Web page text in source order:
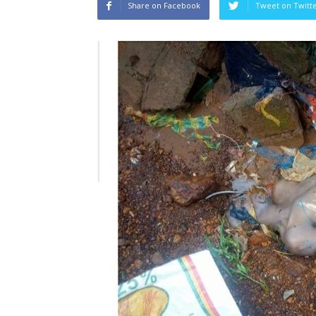
Share on Facebook Tweet on